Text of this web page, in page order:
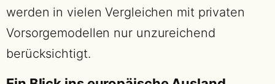
werden in vielen Vergleichen mit privaten
Vorsorgemodellen nur unzureichend
berücksichtigt.